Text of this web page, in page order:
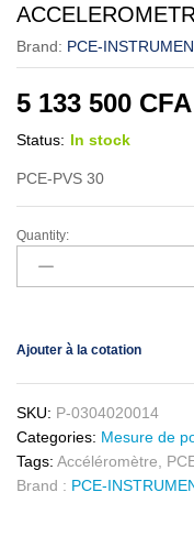
Brand: PCE-
5 133 500 CFA
Status: In stock
PCE-PVS 30
Quantity:
Ajouter à la cotation
SKU: P-0304020014
Categories: Mesure de
Tags: Accéléromètre
Brand : PCE-